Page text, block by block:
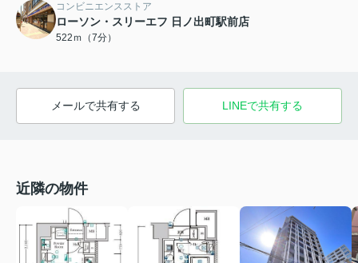
コンビニエンスストア
ローソン・スリーエフ 日ノ出町駅前店
522ｍ（7分）
メールで共有する LINEで共有する
近隣の物件